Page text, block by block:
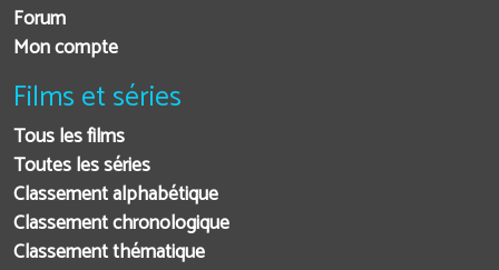
Forum
Mon compte
Films et séries
Tous les films
Toutes les séries
Classement alphabétique
Classement chronologique
Classement thématique